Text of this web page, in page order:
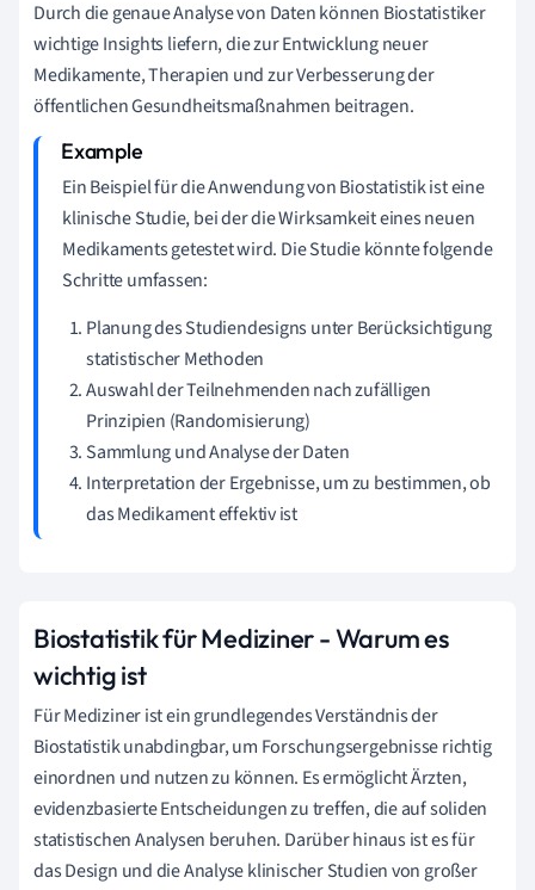
Durch die genaue Analyse von Daten können Biostatistiker
wichtige Insights liefern, die zur Entwicklung neuer
Medikamente, Therapien und zur Verbesserung der
öffentlichen Gesundheitsmaßnahmen beitragen.
Ein Beispiel für die Anwendung von Biostatistik ist eine
klinische Studie, bei der die Wirksamkeit eines neuen
Medikaments getestet wird. Die Studie könnte folgende
Schritte umfassen:
Planung des Studiendesigns unter Berücksichtigung
statistischer Methoden
Auswahl der Teilnehmenden nach zufälligen
Prinzipien (Randomisierung)
Sammlung und Analyse der Daten
Interpretation der Ergebnisse, um zu bestimmen, ob
das Medikament effektiv ist
Biostatistik für Mediziner - Warum es
wichtig ist
Für Mediziner ist ein grundlegendes Verständnis der
Biostatistik unabdingbar, um Forschungsergebnisse richtig
einordnen und nutzen zu können. Es ermöglicht Ärzten,
evidenzbasierte Entscheidungen zu treffen, die auf soliden
statistischen Analysen beruhen. Darüber hinaus ist es für
das Design und die Analyse klinischer Studien von großer